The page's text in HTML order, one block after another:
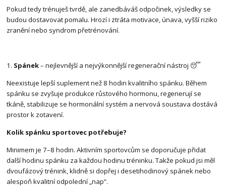
Pokud tedy trénuješ tvrdě, ale zanedbáváš odpočinek, výsledky se
budou dostavovat pomalu. Hrozí i ztráta motivace, únava, vyšší riziko
zranění nebo syndrom přetrénování.
1. Spánek– nejlevnější a nejvýkonnější regenerační nástroj 😴
Neexistuje lepší suplement než 8 hodin kvalitního spánku. Během
spánku se zvyšuje produkce růstového hormonu, regenerují se
tkáně, stabilizuje se hormonální systém a nervová soustava dostává
prostor k zotavení.
Kolik spánku sportovec potřebuje?
Minimem je 7–8 hodin. Aktivním sportovcům se doporučuje přidat
další hodinu spánku za každou hodinu tréninku. Takže pokud jsi měl
dvoufázový trénink, klidně si dopřej i desetihodinový spánek nebo
alespoň kvalitní odpolední „nap“.